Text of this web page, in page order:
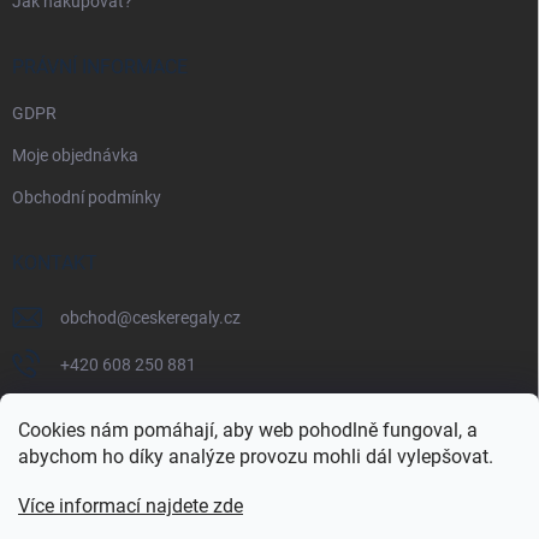
Cookies nám pomáhají, aby web pohodlně fungoval, a
abychom ho díky analýze provozu mohli dál vylepšovat.
Více informací najdete zde
PRÁVNÍ INFORMACE
GDPR
Moje objednávka
Obchodní podmínky
KONTAKT
obchod@ceskeregaly.cz
+420 608 250 881